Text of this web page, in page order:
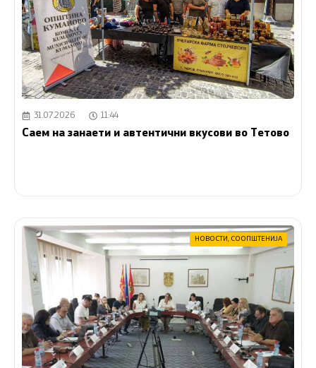
31.07.2026 11:44
Саем на занаети и автентични вкусови во Тетово
НОВОСТИ, СООПШТЕНИЈА